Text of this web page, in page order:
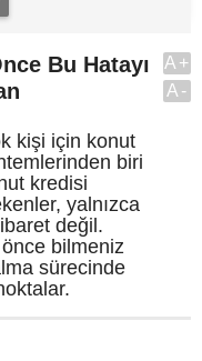
Bu Hatayı
kişi için konut
biri
kredisi
yalnızca
değil.
bilmeniz
sürecinde
A+
A-